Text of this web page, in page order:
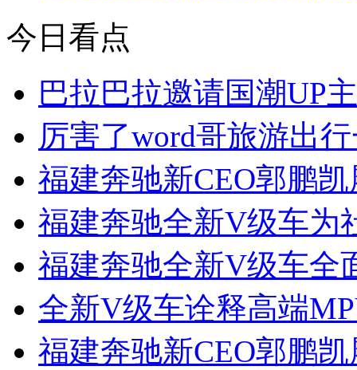
今日看点
巴拉巴拉邀请国潮UP
厉害了word哥旅游出
福建奔驰新CEO郭鹏
福建奔驰全新V级车为
福建奔驰全新V级车全
全新V级车诠释高端
福建奔驰新CEO郭鹏